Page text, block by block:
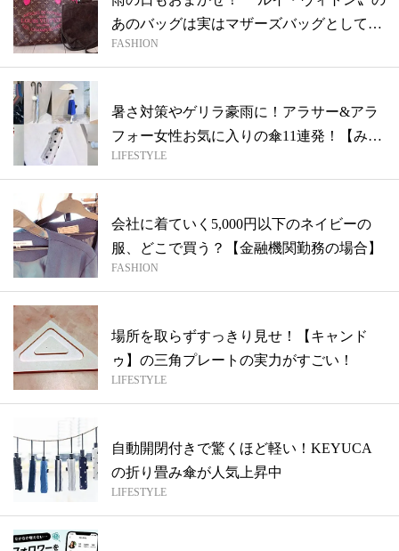
あのバッグは実はマザーズバッグとしても
ぴ...
FASHION
暑さ対策やゲリラ豪雨に！アラサー&アラ
フォー女性お気に入りの傘11連発！【みん
な...
LIFESTYLE
会社に着ていく5,000円以下のネイビーの
服、どこで買う？【金融機関勤務の場合】
FASHION
場所を取らずすっきり見せ！【キャンド
ゥ】の三角プレートの実力がすごい！
LIFESTYLE
自動開閉付きで驚くほど軽い！KEYUCA
の折り畳み傘が人気上昇中
LIFESTYLE